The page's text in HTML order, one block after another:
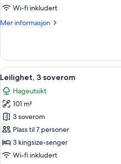
Wi-fi inkludert
Mer informasjon
Mer
2
soverom
Åpne
alle
bildene
av
Leilighet,
3
soverom
6
Leilighet, 3 soverom
Hageutsikt
101 m²
3 soverom
Plass til 7 personer
3 kingsize-senger
Wi-fi inkludert